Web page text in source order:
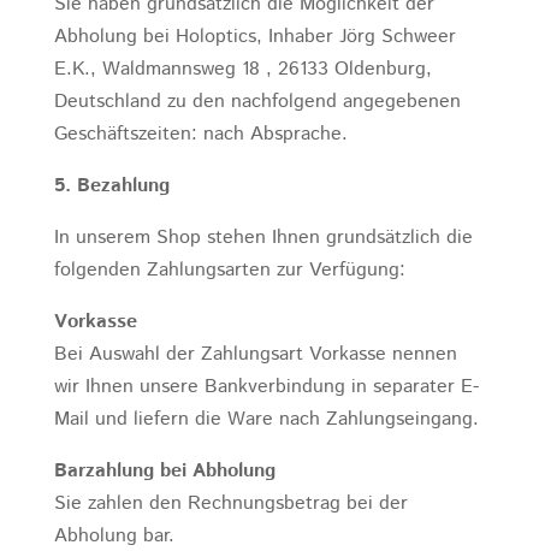
Abholung bei Holoptics, Inhaber Jörg Schweer
E.K., Waldmannsweg 18 , 26133 Oldenburg,
Deutschland zu den nachfolgend angegebenen
Geschäftszeiten: nach Absprache.
5. Bezahlung
In unserem Shop stehen Ihnen grundsätzlich die
folgenden Zahlungsarten zur Verfügung:
Vorkasse
Bei Auswahl der Zahlungsart Vorkasse nennen
wir Ihnen unsere Bankverbindung in separater E-
Mail und liefern die Ware nach Zahlungseingang.
Barzahlung bei Abholung
Sie zahlen den Rechnungsbetrag bei der
Abholung bar.